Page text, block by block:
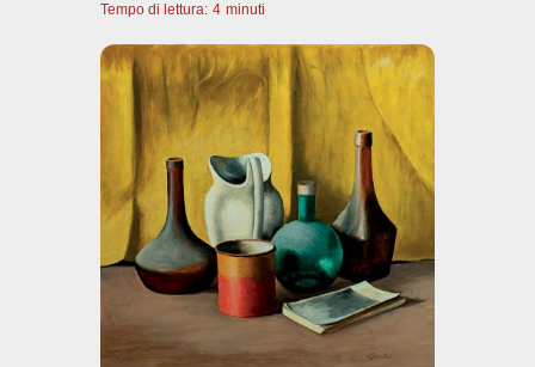
c
e
b
o
o
k
at
s
A
p
p
e
dI
n
di
vi
di
Tempo di lettura: 4 minuti